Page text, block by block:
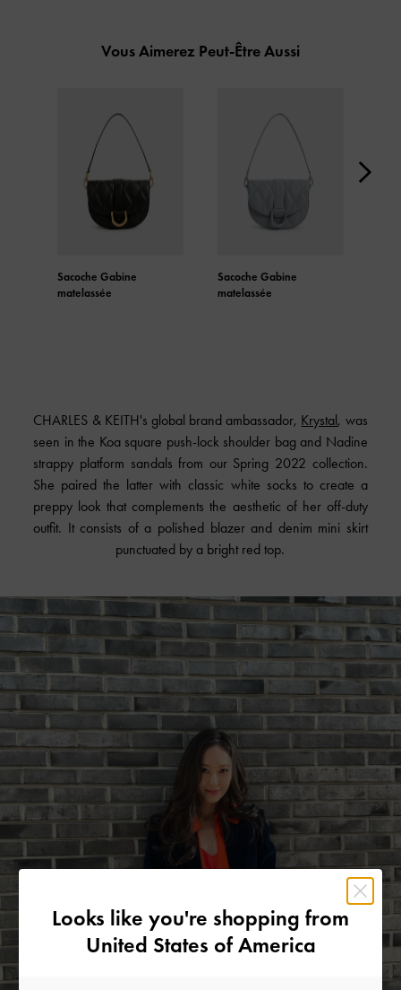
Vous Aimerez Peut-Être Aussi
Sacoche Gabine
matelassée
Sacoche Gabine
matelassée
CHARLES & KEITH's global brand ambassador, Krystal, was
seen in the Koa square push-lock shoulder bag and Nadine
strappy platform sandals from our Spring 2022 collection.
She paired the latter with classic white socks to create a
preppy look that complements the aesthetic of her off-duty
outfit. It consists of a polished blazer and denim mini skirt
punctuated by a bright red top.
Looks like you're shopping from
United States of America